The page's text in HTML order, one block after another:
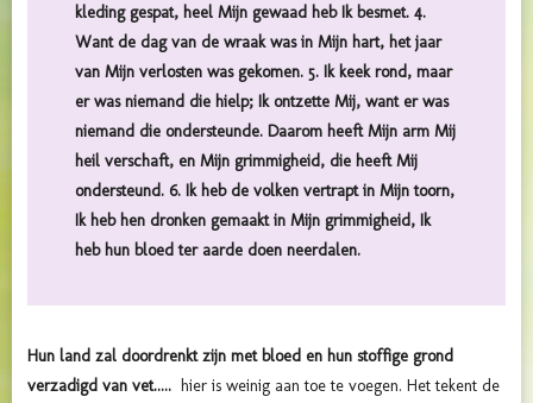
kleding gespat, heel Mijn gewaad heb Ik besmet. 4.
Want de dag van de wraak was in Mijn hart, het jaar
van Mijn verlosten was gekomen. 5. Ik keek rond, maar
er was niemand die hielp; Ik ontzette Mij, want er was
niemand die ondersteunde. Daarom heeft Mijn arm Mij
heil verschaft, en Mijn grimmigheid, die heeft Mij
ondersteund. 6. Ik heb de volken vertrapt in Mijn toorn,
Ik heb hen dronken gemaakt in Mijn grimmigheid, Ik
heb hun bloed ter aarde doen neerdalen.
Hun land zal doordrenkt zijn met bloed en hun stoffige grond
verzadigd van vet..... hier is weinig aan toe te voegen. Het tekent de